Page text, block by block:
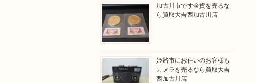
加古川市です金貨を売るな
ら買取大吉西加古川店
姫路市にお住いのお客様も
カメラを売るなら買取大吉
西加古川店